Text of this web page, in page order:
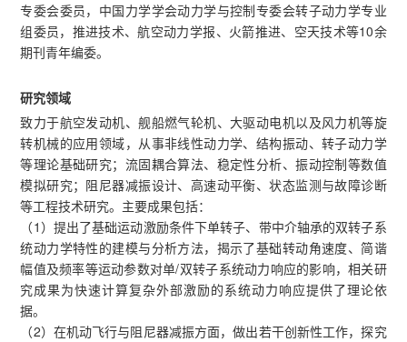
专委会委员，中国力学学会动力学与控制专委会转子动力学专业
组委员，推进技术、航空动力学报、火箭推进、空天技术等10余
期刊青年编委。
研究领域
致力于航空发动机、舰船燃气轮机、大驱动电机以及风力机等旋
转机械的应用领域，从事非线性动力学、结构振动、转子动力学
等理论基础研究；流固耦合算法、稳定性分析、振动控制等数值
模拟研究；阻尼器减振设计、高速动平衡、状态监测与故障诊断
等工程技术研究。主要成果包括：
（1）提出了基础运动激励条件下单转子、带中介轴承的双转子系
统动力学特性的建模与分析方法，揭示了基础转动角速度、简谐
幅值及频率等运动参数对单/双转子系统动力响应的影响，相关研
究成果为快速计算复杂外部激励的系统动力响应提供了理论依
据。
（2）在机动飞行与阻尼器减振方面，做出若干创新性工作，探究